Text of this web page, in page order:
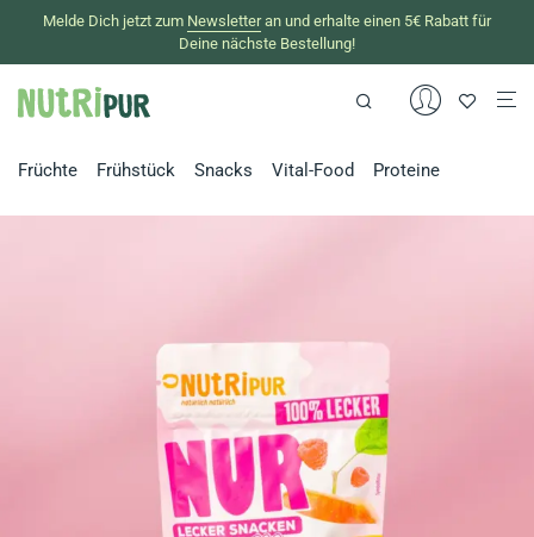
Melde Dich jetzt zum Newsletteran und erhalte einen 5€ Rabatt für
Deine nächste Bestellung!
Früchte Frühstück Snacks Vital-Food Proteine